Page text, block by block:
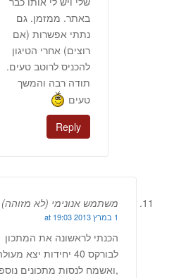
באתר. ממזמן. גם
נתתי אפשרות (אם
רוצים) אחרי הטיגון
להכניס לרוטב טעים.
תודה רבה והמשך
טעים
Reply
משתמש אנונימי (לא מזוהה)
1 במרץ 2013 at 19:03
הכנתי לראשונה את המתכון
לבורקס 40 יחידות יצא
,ואשמח לנסות מתכונים